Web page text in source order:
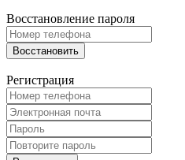
Восстановление пароля
Восстановить
Регистрация